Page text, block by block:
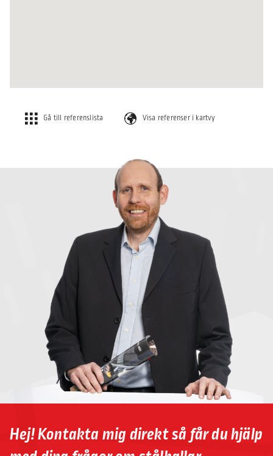
Gå till referenslista Visa referenser i kartvy
Hej! Kontakta mig direkt så får du hjälp